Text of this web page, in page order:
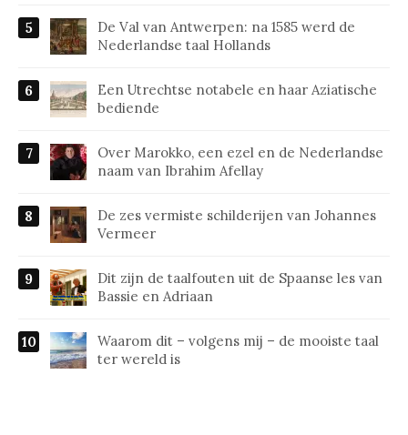
De Val van Antwerpen: na 1585 werd de
Nederlandse taal Hollands
Een Utrechtse notabele en haar Aziatische
bediende
Over Marokko, een ezel en de Nederlandse
naam van Ibrahim Afellay
De zes vermiste schilderijen van Johannes
Vermeer
Dit zijn de taalfouten uit de Spaanse les van
Bassie en Adriaan
Waarom dit – volgens mij – de mooiste taal
ter wereld is